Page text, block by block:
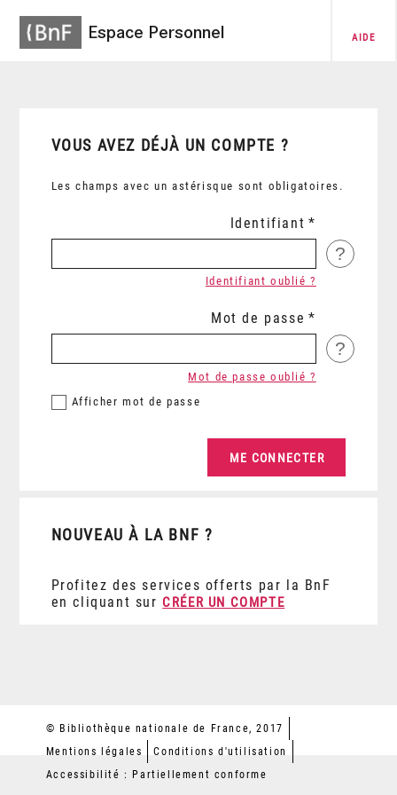
Espace Personnel AIDE
VOUS AVEZ DÉJÀ UN COMPTE ?
Les champs avec un astérisque sont obligatoires.
Identifiant
?
Identifiant oublié ?
Mot de passe
?
Afficher mot de passe
Mot de passe oublié ?
NOUVEAU À LA BNF ?
Profitez des services offerts par la BnF
en cliquant sur CRÉER UN COMPTE
© Bibliothèque nationale de France, 2017
Mentions légales
Conditions d'utilisation
Accessibilité : Partiellement conforme